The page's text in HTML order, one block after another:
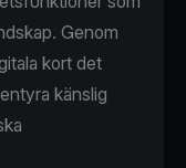
Genom
kort det
känslig